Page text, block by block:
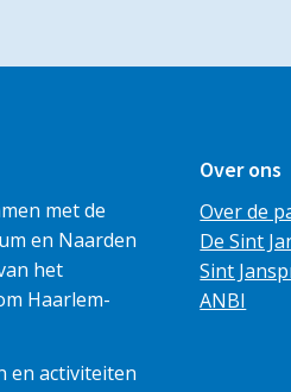
met de
en Naarden
het
Haarlem-
en activiteiten
Over ons
Over de
De Sint
Sint
ANBI